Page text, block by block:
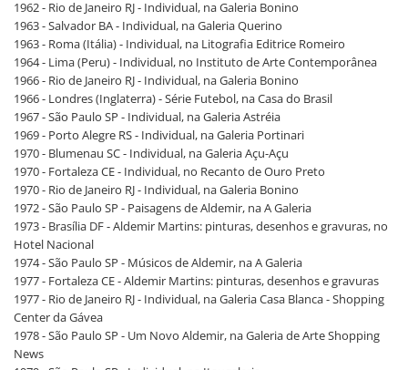
1962 - Rio de Janeiro RJ - Individual, na Galeria Bonino
1963 - Salvador BA - Individual, na Galeria Querino
1963 - Roma (Itália) - Individual, na Litografia Editrice Romeiro
1964 - Lima (Peru) - Individual, no Instituto de Arte Contemporânea
1966 - Rio de Janeiro RJ - Individual, na Galeria Bonino
1966 - Londres (Inglaterra) - Série Futebol, na Casa do Brasil
1967 - São Paulo SP - Individual, na Galeria Astréia
1969 - Porto Alegre RS - Individual, na Galeria Portinari
1970 - Blumenau SC - Individual, na Galeria Açu-Açu
1970 - Fortaleza CE - Individual, no Recanto de Ouro Preto
1970 - Rio de Janeiro RJ - Individual, na Galeria Bonino
1972 - São Paulo SP - Paisagens de Aldemir, na A Galeria
1973 - Brasília DF - Aldemir Martins: pinturas, desenhos e gravuras, no
Hotel Nacional
1974 - São Paulo SP - Músicos de Aldemir, na A Galeria
1977 - Fortaleza CE - Aldemir Martins: pinturas, desenhos e gravuras
1977 - Rio de Janeiro RJ - Individual, na Galeria Casa Blanca - Shopping
Center da Gávea
1978 - São Paulo SP - Um Novo Aldemir, na Galeria de Arte Shopping
News